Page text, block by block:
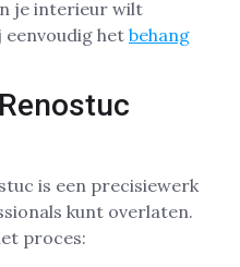
je interieur wilt
eenvoudig het behang
is een precisiewerk
kunt overlaten.
proces: